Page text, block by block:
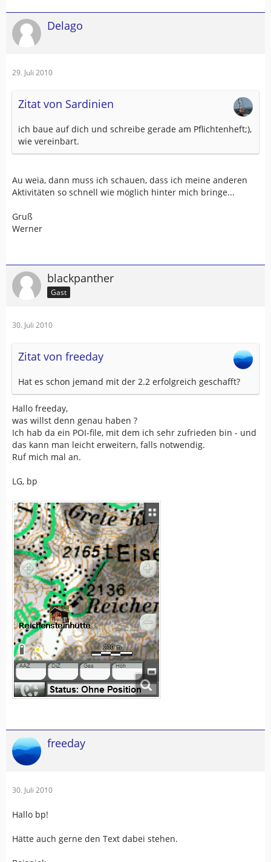
Delago
29. Juli 2010
Zitat von Sardinien
ich baue auf dich und schreibe gerade am Pflichtenheft;),
wie vereinbart.
Au weia, dann muss ich schauen, dass ich meine anderen
Aktivitäten so schnell wie möglich hinter mich bringe...
Gruß
Werner
blackpanther
Gast
30. Juli 2010
Zitat von freeday
Hat es schon jemand mit der 2.2 erfolgreich geschafft?
Hallo freeday,
was willst denn genau haben ?
Ich hab da ein POI-file, mit dem ich sehr zufrieden bin - und
das kann man leicht erweitern, falls notwendig.
Ruf mich mal an.
LG, bp
freeday
30. Juli 2010
Hallo bp!
Hätte auch gerne den Text dabei stehen.